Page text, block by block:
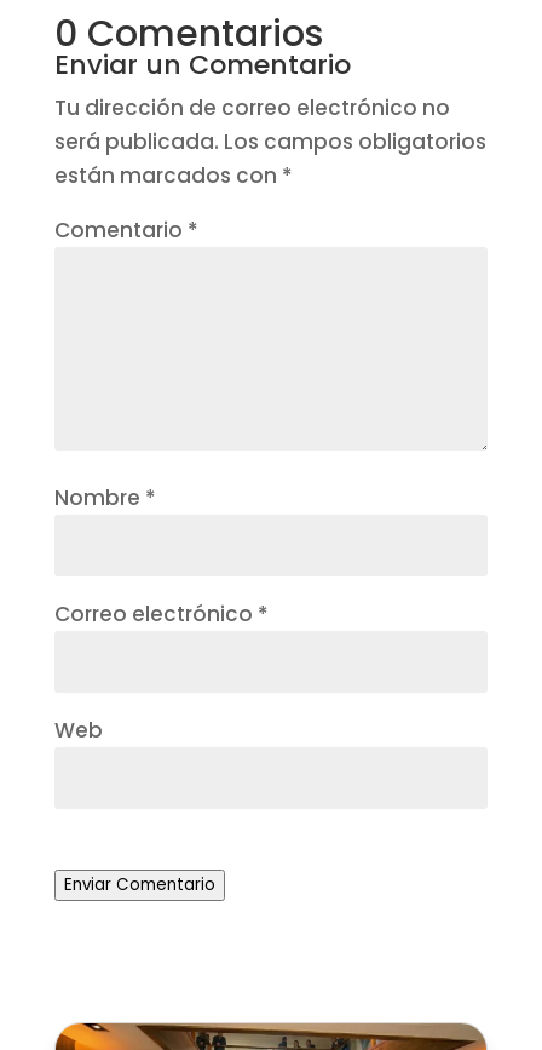
0 Comentarios
Enviar un Comentario
Tu dirección de correo electrónico no
será publicada. Los campos obligatorios
están marcados con *
Comentario *
Nombre *
Correo electrónico *
Web
Enviar Comentario